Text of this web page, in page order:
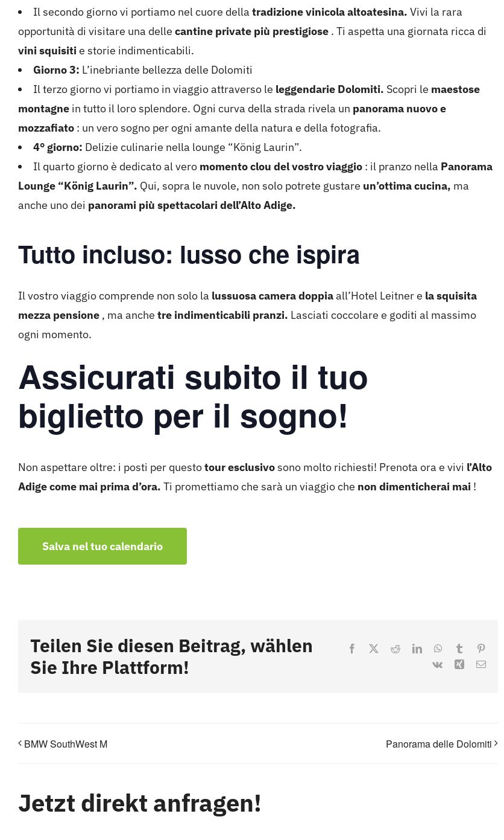
Il secondo giorno vi portiamo nel cuore della tradizione vinicola altoatesina. Vivi la rara
opportunità di visitare una delle cantine private più prestigiose . Ti aspetta una giornata ricca di
vini squisitie storie indimenticabili.
Giorno 3: L’inebriante bellezza delle Dolomiti
Il terzo giorno vi portiamo in viaggio attraverso le leggendarie Dolomiti. Scopri le maestose
montagne in tutto il loro splendore. Ogni curva della strada rivela un panorama nuovo e
mozzafiato : un vero sogno per ogni amante della natura e della fotografia.
4° giorno: Delizie culinarie nella lounge “König Laurin”.
Il quarto giorno è dedicato al vero momento clou del vostro viaggio : il pranzo nella Panorama
Lounge “König Laurin”. Qui, sopra le nuvole, non solo potrete gustare un’ottima cucina, ma
anche uno dei panorami più spettacolari dell’Alto Adige.
Tutto incluso: lusso che ispira
Il vostro viaggio comprende non solo la lussuosa camera doppiaall’Hotel Leitner e la squisita
mezza pensione , ma anche tre indimenticabili pranzi. Lasciati coccolare e goditi al massimo
ogni momento.
Assicurati subito il tuo
biglietto per il sogno!
Non aspettare oltre: i posti per questotour esclusivosono molto richiesti! Prenota ora e vivi l’Alto
Adige come mai prima d’ora. Ti promettiamo che sarà un viaggio che non dimenticherai mai !
Salva nel tuo calendario
Teilen Sie diesen Beitrag, wählen
Sie Ihre Plattform!
Facebook RedditLinkedInWhatsApp
Tumblr
Vk
Xing Email
BMW SouthWest M Panorama delle Dolomiti
Jetzt direkt anfragen!